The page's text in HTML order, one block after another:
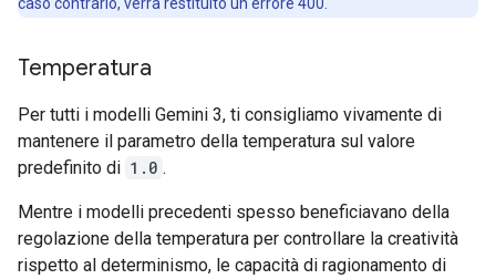
Temperatura
Per tutti i modelli Gemini 3, ti consigliamo vivamente di
mantenere il parametro della temperatura sul valore
predefinito di 1.0 .
Mentre i modelli precedenti spesso beneficiavano della
regolazione della temperatura per controllare la creatività
rispetto al determinismo, le capacità di ragionamento di